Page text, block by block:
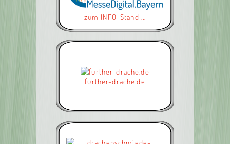
zum INFO-Stand ...
further-drache.de